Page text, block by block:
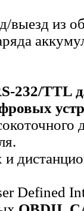
выезд из
232/TTL
Defined